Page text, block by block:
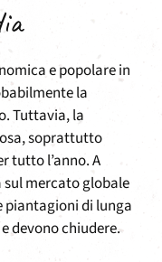
e popolare in
la
Tuttavia, la
soprattutto
tutto l’anno. A
sul mercato globale
piantagioni di lunga
devono chiudere.